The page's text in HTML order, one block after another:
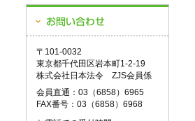
〒101-0032
東京都千代田区岩本町1-2-19
株式会社日本法令 ZJS会員係
会員直通：03（6858）6965
FAX番号：03（6858）6968